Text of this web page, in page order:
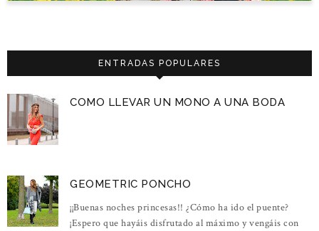
ENTRADAS POPULARES
COMO LLEVAR UN MONO A UNA BODA
GEOMETRIC PONCHO
¡¡Buenas noches princesas!! ¿Cómo ha ido el puente?
¡Espero que hayáis disfrutado al máximo y vengáis con